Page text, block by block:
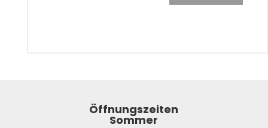
Öffnungszeiten
Sommer